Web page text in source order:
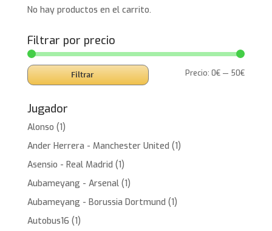
No hay productos en el carrito.
Filtrar por precio
Precio
Precio
Filtrar Precio:0€ — 50€
Jugador
Alonso (1)
Ander Herrera - Manchester United (1)
Asensio - Real Madrid (1)
Aubameyang - Arsenal (1)
Aubameyang - Borussia Dortmund (1)
Autobus16 (1)